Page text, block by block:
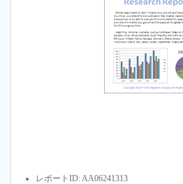
レポートID: AA06241313